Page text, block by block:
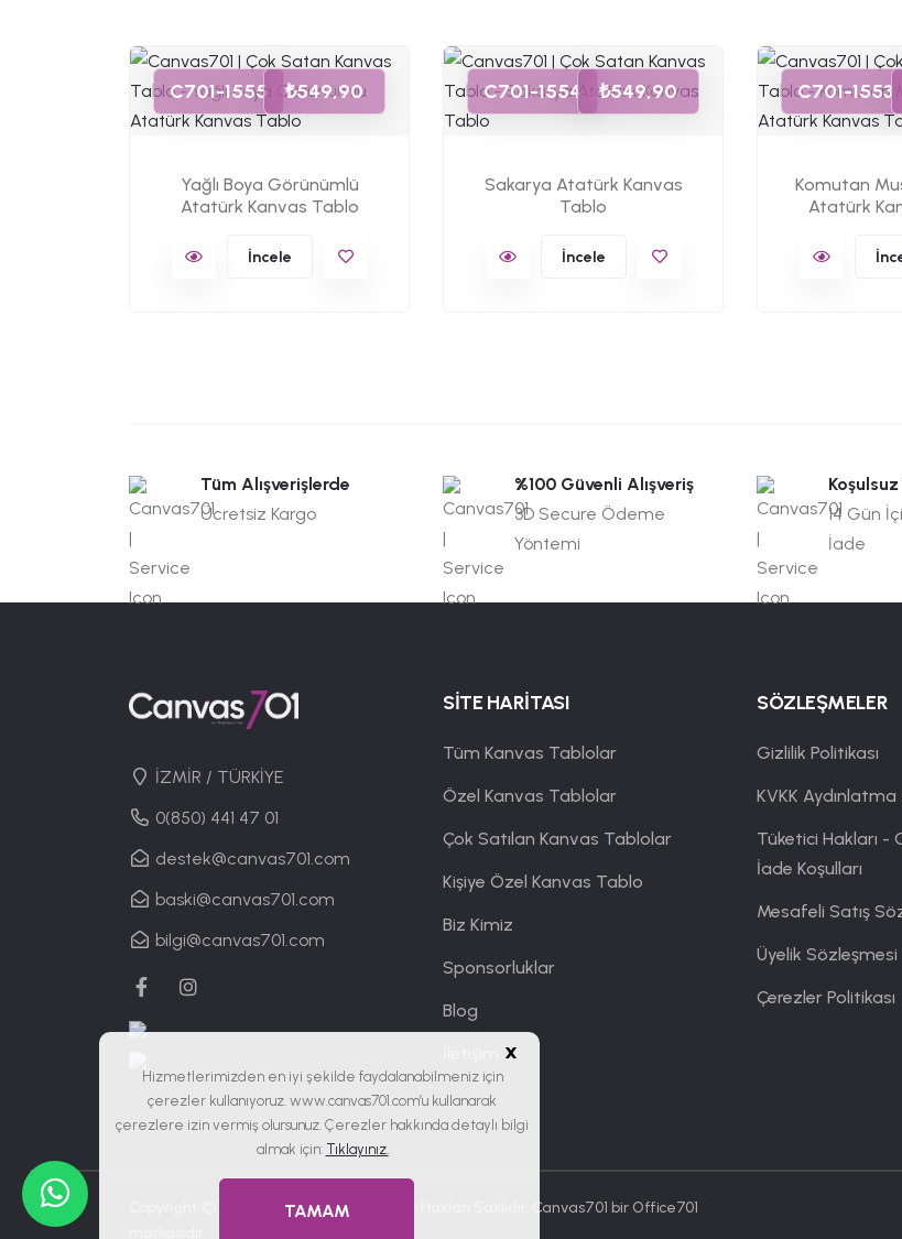
C701-1555 ₺549,90
Yağlı Boya Görünümlü
Atatürk Kanvas Tablo
İncele
C701-1554 ₺549,90
Sakarya Atatürk Kanvas
Tablo
İncele
C701-1553
Komutan
Atatürk
Tüm Alışverişlerde
Ücretsiz Kargo
%100 Güvenli Alışveriş
3D Secure Ödeme
Yöntemi
14 Gün
İade
İZMİR / TÜRKİYE
0(850) 441 47 01
destek@canvas701.com
baski@canvas701.com
bilgi@canvas701.com
SİTE HARİTASI
Tüm Kanvas Tablolar
Özel Kanvas Tablolar
Çok Satılan Kanvas Tablolar
Kişiye Özel Kanvas Tablo
Biz Kimiz
Sponsorluklar
Blog
SÖZLEŞMELER
Gizlilik Politikası
KVKK
Tüketici Hakları -
İade Koşulları
Mesafeli Satış
Üyelik Sözleşmesi
Çerezler Politikası
Copyright © 2019 - 2026Canvas701 | Tüm Hakları Saklıdır. Canvas701 bir Office701
x
Hizmetlerimizden en iyi şekilde faydalanabilmeniz için
çerezler kullanıyoruz. www.canvas701.com’u kullanarak
çerezlere izin vermiş olursunuz. Çerezler hakkında detaylı bilgi
almak için: Tıklayınız.
TAMAM